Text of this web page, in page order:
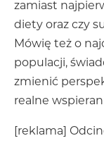
zamiast
diety oraz czy
Mówię też o
populacji,
zmienić
realne
[reklama]